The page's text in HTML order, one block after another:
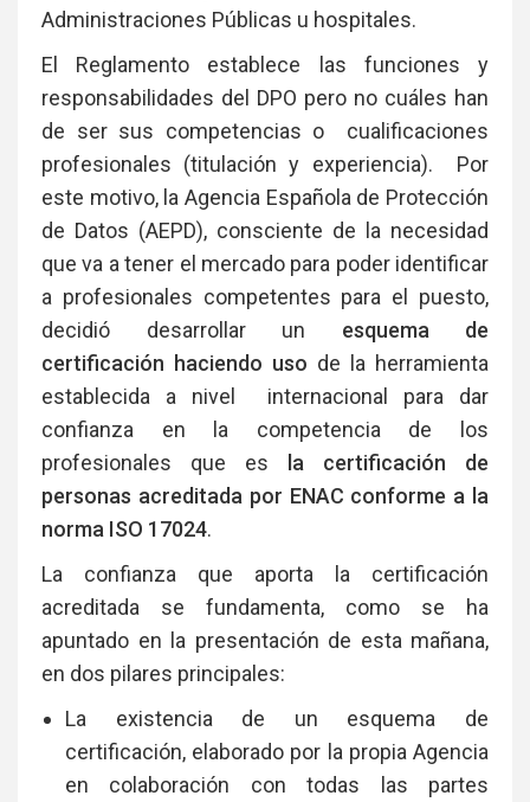
Administraciones Públicas u hospitales.
El Reglamento establece las funciones y
responsabilidades del DPO pero no cuáles han
de ser sus competencias o cualificaciones
profesionales (titulación y experiencia). Por
este motivo, la Agencia Española de Protección
de Datos (AEPD), consciente de la necesidad
que va a tener el mercado para poder identificar
a profesionales competentes para el puesto,
decidió desarrollar un esquema de
certificación haciendo uso de la herramienta
establecida a nivel internacional para dar
confianza en la competencia de los
profesionales que es la certificación de
personas acreditada por ENAC conforme a la
norma ISO 17024.
La confianza que aporta la certificación
acreditada se fundamenta, como se ha
apuntado en la presentación de esta mañana,
en dos pilares principales:
La existencia de un esquema de
certificación, elaborado por la propia Agencia
en colaboración con todas las partes